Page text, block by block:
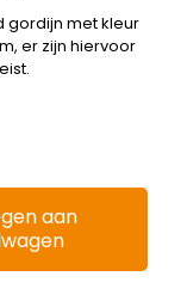
gordijn met kleur
er zijn hiervoor
aan